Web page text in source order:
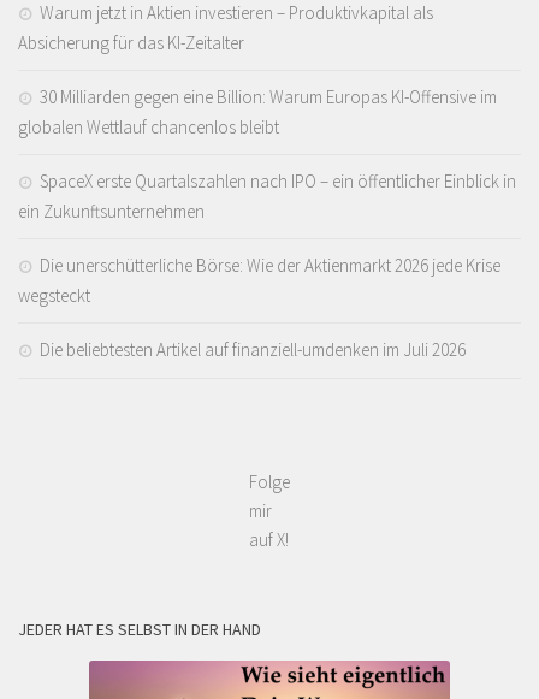
Warum jetzt in Aktien investieren – Produktivkapital als
Absicherung für das KI-Zeitalter
30 Milliarden gegen eine Billion: Warum Europas KI-Offensive im
globalen Wettlauf chancenlos bleibt
SpaceX erste Quartalszahlen nach IPO – ein öffentlicher Einblick in
ein Zukunftsunternehmen
Die unerschütterliche Börse: Wie der Aktienmarkt 2026 jede Krise
wegsteckt
Die beliebtesten Artikel auf finanziell-umdenken im Juli 2026
Folge
mir
auf X!
JEDER HAT ES SELBST IN DER HAND